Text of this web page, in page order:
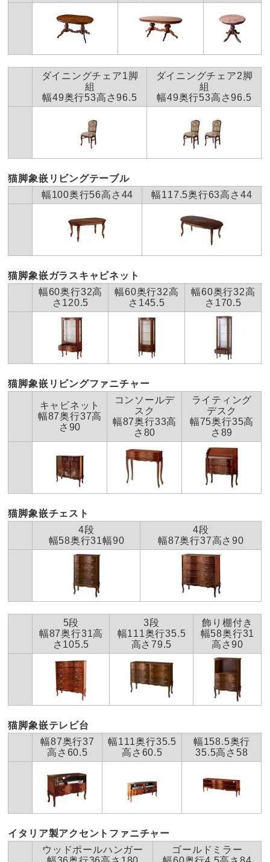
ダイニングチェア1脚
組
幅49奥行53高さ96.5
ダイニングチェア2脚
組
幅49奥行53高さ96.5
猫脚象嵌リビングテーブル
幅100奥行56高さ44
幅117.5奥行63高さ44
猫脚象嵌ガラスキャビネット
幅60奥行32高
さ120.5
幅60奥行32高
さ145.5
幅60奥行32高
さ170.5
猫脚象嵌リビングファニチャー
キャビネット
幅87奥行37高
さ90
コンソールデ
スク
幅87奥行33高
さ80
ライティング
デスク
幅75奥行35高
さ89
猫脚象嵌チェスト
4段
幅58奥行31幅90
4段
幅87奥行37高さ90
5段
幅87奥行31高
さ105.5
3段
幅111奥行35.5
高さ79.5
飾り棚付き
幅58奥行31
高さ90
猫脚象嵌テレビ台
幅87奥行37
高さ60.5
幅111奥行35.5
高さ60.5
幅158.5奥行
35.5高さ58
イタリア製アクセントファニチャー
ウッドポールハンガー
ゴールドミラー